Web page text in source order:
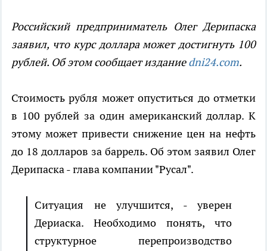
Российский предприниматель Олег Дерипаска
заявил, что курс доллара может достигнуть 100
рублей. Об этом сообщает изданиеdni24.com.
Стоимость рубля может опуститься до отметки
в 100 рублей за один американский доллар. К
этому может привести снижение цен на нефть
до 18 долларов за баррель. Об этом заявил Олег
Дерипаска - глава компании "Русал".
Ситуация не улучшится, - уверен
Дериаска. Необходимо понять, что
структурное перепроизводство